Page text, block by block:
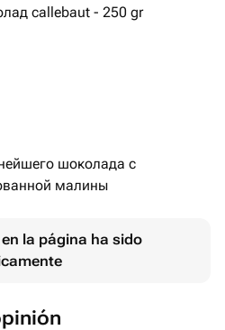
callebaut - 250 gr
шоколада с
малины
la página ha sido